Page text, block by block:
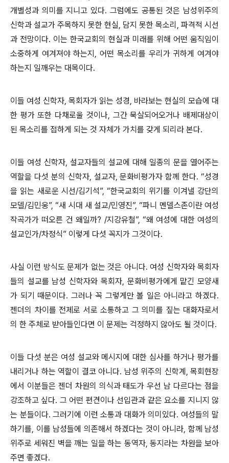
개별성과 의미를 지니고 있다. 그럼에도 공통된 것은 남성위주의
신학과 설교가 주목하지 못한 현실, 담지 못한 목소리 , 파격적 시선
과 전망이다. 이는 한국교회의 현실과 미래를 위해 어떤 움직임이
소중하게 여겨져야 하는지 ,어떤 목소리를 우리가 귀하게 여겨야
하는지 일깨우는 대목이다.
이들 여성 신학자, 목회자가 읽는 성경, 바라보는 현실의 모습에 대
한 평가 또한 다채로울 것이나, 그간 묵살되어오거나 배제대상이
된 목소리를 접하게 되는 것 자체가 가치를 갖게 되리라 본다.
이들 여성 신학자, 설교자들의 설교에 대해 일종의 문을 열어주는
역할을 다섯 분의 신학자, 설교자,문화비평가자 함께 한다. “성경
을 읽는 새로운 시선/김기석”, “한국교회의 위기를 이겨낼 강단의
모델/김민웅”, “새 시대 새 설교/민영진”, “파니 멘델스존이란 여성
작곡가가 떠오른 건 왜일까? /지강유철”, “왜 여성에 대한 여성의
설교인가/차정식” 이렇게 다섯 꼭지가 그것이다.
사실 이런 방식도 문제가 없는 것은 아니다.여성 신학자와 목회자
들의 설교를 남성 신학자와 목회자, 문화비평가에게 맡긴 모양새
가 되기 때문이다. 그러나 꼭 그렇게만 볼 일은 아니라고 하겠다.
젠더의 차이를 전제로 서로 소통하고 그 의미를 짚는 대화자로서
의 한 주체로 받아들인다면 이 문제는 걱정하지 않아도 될 것이다.
이들 다섯 분은 여성 설교와 메시지에 대한 심사를 하거나 평가를
내리거나 하는 역할이 결코 아니다. 남성 위주의 신학계 , 목회현장
에서 이분들은 젠더 차원의 의식과 태도가 우선 남 다르다는 점을
강조하고 싶다. 그 어떤 편견이나 선입관과 같은 요소를 지니지 않
는 분들이다. 그러기에 이런 소통과 대화가 의미있다. 여성들의 말
하기를, 이를 남성들에 의존해서 하겠다는 것이 아니라, 함께 남성
위주로 세워진 벽을 깨는 일을 하는 동역자,동지라는 차원을 보아
주면 좋겠다.